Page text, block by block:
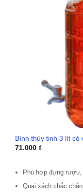
Bình thủy tinh 3 lít có
71.000₫
Phù hợp đựng rượu,
Quai xách chắc